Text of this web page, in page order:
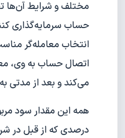
مختلف و شرایط آن‌ها
حساب سرمایه‌گذاری
انتخاب معامله‌گر
اتصال حساب به وی،
می‌کند و بعد از مدتی به میزان
همه این مقدار سود
درصدی که از قبل در